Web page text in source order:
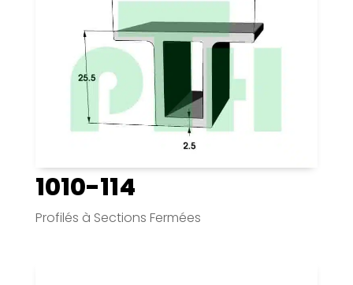
1010-114
Profilés à Sections Fermées